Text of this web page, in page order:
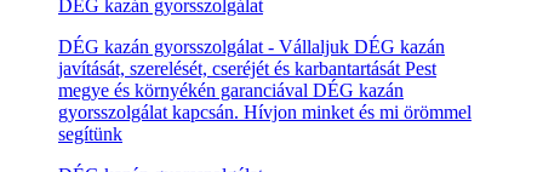
DÉG kazán gyorsszolgálat
DÉG kazán gyorsszolgálat - Vállaljuk DÉG kazán
javítását, szerelését, cseréjét és karbantartását Pest
megye és környékén garanciával DÉG kazán
gyorsszolgálat kapcsán. Hívjon minket és mi örömmel
segítünk